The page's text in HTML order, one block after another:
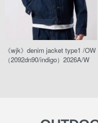
《wjk》denim jacket type1 /OW
（2092dn90/indigo）2026A/W